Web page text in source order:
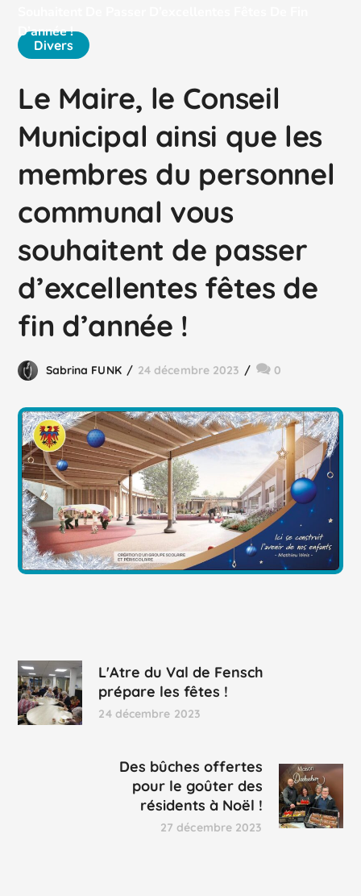
D’année !
Divers
Le Maire, le Conseil
Municipal ainsi que les
membres du personnel
communal vous
souhaitent de passer
d’excellentes fêtes de
fin d’année !
Sabrina FUNK 24 décembre 2023 0
L'Atre du Val de Fensch
prépare les fêtes !
24 décembre 2023
Des bûches offertes
pour le goûter des
résidents à Noël !
27 décembre 2023